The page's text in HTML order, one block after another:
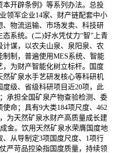
开辟条例》等系列办法。总投
领军企业14家、财产链配套中小
物流运输、市场发卖、科技研
系统。(二)好水凭仗力“智”上青
谋，以农夫山泉、泉阳泉、农
制，普遍使用MES系统、智能
为财产智能化树立标杆。国度
矿泉水手艺研发核心等科研机
级、省级科研项目近20项，此
承担全国矿泉产物查验检测、委
命；具有9大类184项尺度、462
为天然矿泉水财产高质量成长建
金。饮用天然矿泉水荣膺国度地
从导制定3项国度尺度、1项行
严苛品控染指国度质量，持续领